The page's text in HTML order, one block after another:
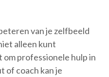
van je zelfbeeld
alleen kunt
om professionele hulp in
of coach kan je